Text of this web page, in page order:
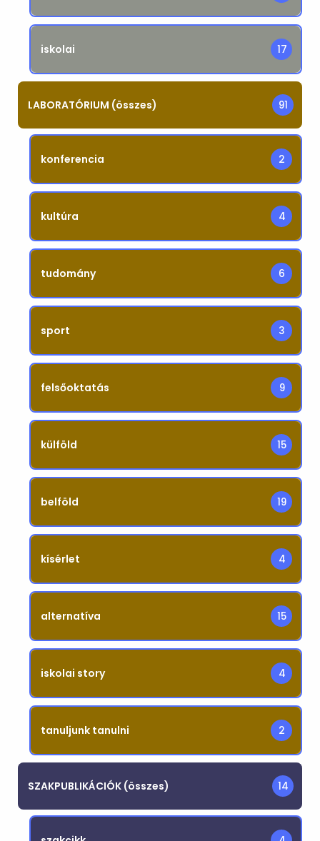
iskolai 17
LABORATÓRIUM (összes) 91
konferencia 2
kultúra 4
tudomány 6
sport 3
felsőoktatás 9
külföld 15
belföld 19
kísérlet 4
alternatíva 15
iskolai story 4
tanuljunk tanulni 2
SZAKPUBLIKÁCIÓK (összes) 14